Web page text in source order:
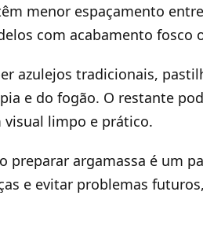
menor espaçamento
com acabamento fosco
azulejos tradicionais,
e do fogão. O restante
visual limpo e prático.
preparar argamassa é um
e evitar problemas